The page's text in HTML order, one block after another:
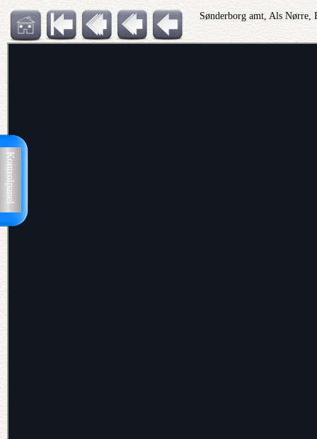
Kontrolpanel
Sønderborg amt, Als Nørre,